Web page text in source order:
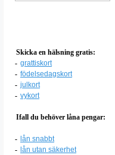
Skicka en hälsning gratis:
- grattiskort
- födelsedagskort
- julkort
- vykort
Ifall du behöver låna pengar:
- lån snabbt
- lån utan säkerhet